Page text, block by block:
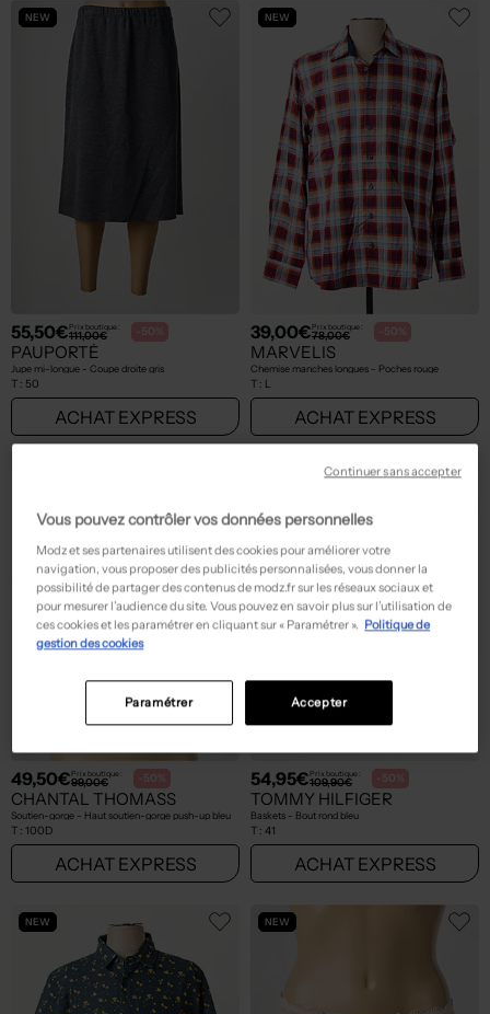
NEW
55,50€Prix boutique :
111,00€ -50%
PAUPORTÉ
Jupe mi-longue - Coupe droite gris
T : 50
ACHAT EXPRESS
NEW
39,00€Prix boutique :
78,00€ -50%
MARVELIS
Chemise manches longues - Poches rouge
T : L
ACHAT EXPRESS
49,50€ Prix boutique :
99,00€ -50%
CHANTAL THOMASS
Soutien-gorge - Haut soutien-gorge push-up bleu
T : 100D
ACHAT EXPRESS
54,95€ Prix boutique :
109,90€ -50%
TOMMY HILFIGER
Baskets - Bout rond bleu
T : 41
ACHAT EXPRESS
NEW NEW
Vous pouvez contrôler vos données personnelles
Modz et ses partenaires utilisent des cookies pour améliorer votre
navigation, vous proposer des publicités personnalisées, vous donner la
possibilité de partager des contenus de modz.fr sur les réseaux sociaux et
pour mesurer l’audience du site. Vous pouvez en savoir plus sur l’utilisation de
ces cookies et les paramétrer en cliquant sur « Paramétrer ». Politique de
gestion des cookies
Accepter
Paramétrer
Continuer sans accepter